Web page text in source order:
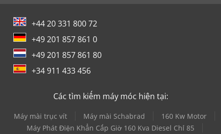
+44 20 331 800 72
+49 201 857 861 0
+49 201 857 861 80
+34 911 433 456
Các tìm kiếm máy móc hiện tại:
Máy mài trục vít Máy mài Schabrad
160 Kw Motor
Máy Phát Điện Khẩn Cấp Giờ 160 Kva Diesel Chỉ 85